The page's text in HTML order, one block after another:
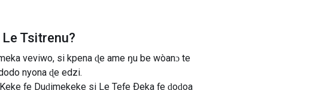
Le Tsitrenu?
veviwo, si kpena ɖe ame ŋu be wòanɔ te
nyona ɖe edzi.
ƒe Duɖimekeke si Le Teƒe Ðeka ƒe ɖoɖoa